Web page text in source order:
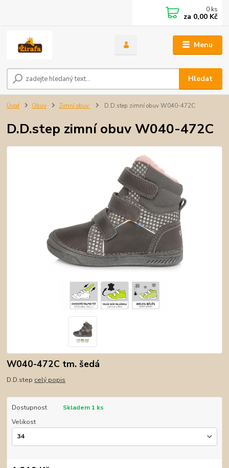
Menu
Hledat
0 ks
za 0,00 Kč
Úvod Obuv Zimní obuv D.D.step zimní obuv W040-472C
D.D.step zimní obuv W040-472C
W040-472C tm. šedá
D.D.step celý popis
Dostupnost
Skladem 1 ks
Velikost